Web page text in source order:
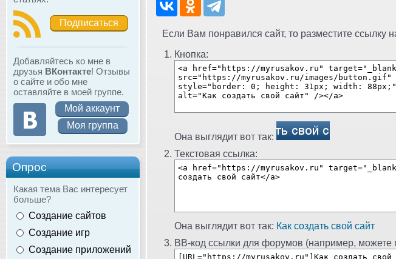
Подписаться
Добавляйтесь ко мне в
друзья ВКонтакте! Отзывы
о сайте и обо мне
оставляйте в моей группе.
Мой аккаунт
Моя группа
Опрос
Какая тема Вас интересует
больше?
Создание сайтов
Создание игр
Создание приложений
Если Вам понравился сайт, то разместите ссылку
Кнопка:
Она выглядит вот так:
Текстовая ссылка:
Она выглядит вот так: Как создать свой сайт
BB-код ссылки для форумов (например, можете